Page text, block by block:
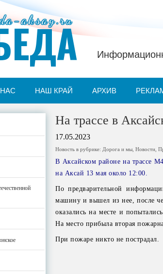
aksay.ru
НАШ КРАЙ АРХИВ
На трассе в
17.05.2023
Новость в рубрике: Дорога и мы ,Новости ,
В Аксайском районе на трассе
на Аксай 13 мая около 12:00.
По предварительной
машину и вышел из нее, после
оказались на месте и
На место прибыла вторая
При пожаре никто не пострадал.